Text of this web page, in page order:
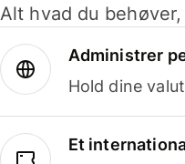
Alt hvad du
Administrer
Hold dine
Et